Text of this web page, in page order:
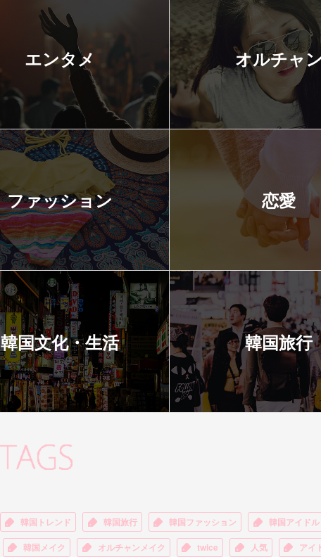
エンタメ オルチャン
ファッション 恋愛
韓国文化・生活 韓国旅行
韓国トレンド 韓国旅行 韓国ファッション 韓国アイドル
韓国メイク オルチャンメイク twice 人気 アイ